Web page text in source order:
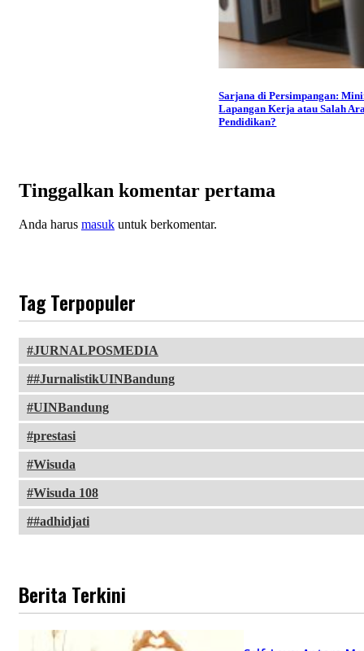
Sarjana di Persimpangan:
Lapangan Kerja atau Salah
Pendidikan?
Tinggalkan komentar pertama
Anda harus masuk untuk berkomentar.
Tag Terpopuler
JURNALPOSMEDIA
#JurnalistikUINBandung
UINBandung
prestasi
Wisuda
Wisuda 108
#adhidjati
Berita Terkini